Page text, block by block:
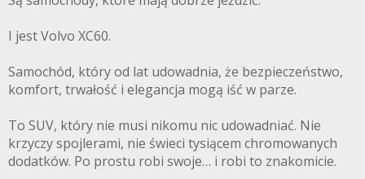
I jest Volvo XC60.
Samochód, który od lat udowadnia, że bezpieczeństwo,
komfort, trwałość i elegancja mogą iść w parze.
To SUV, który nie musi nikomu nic udowadniać. Nie
krzyczy spojlerami, nie świeci tysiącem chromowanych
dodatków. Po prostu robi swoje… i robi to znakomicie.